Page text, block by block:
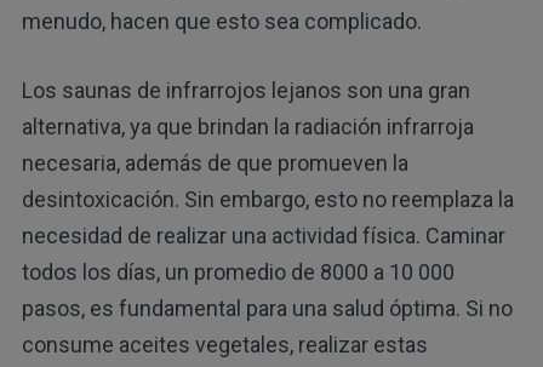
menudo, hacen que esto sea complicado.
Los saunas de infrarrojos lejanos son una gran
alternativa, ya que brindan la radiación infrarroja
necesaria, además de que promueven la
desintoxicación. Sin embargo, esto no reemplaza la
necesidad de realizar una actividad física. Caminar
todos los días, un promedio de 8000 a 10 000
pasos, es fundamental para una salud óptima. Si no
consume aceites vegetales, realizar estas